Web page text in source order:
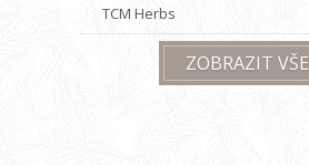
TCM Herbs
ZOBRAZIT VŠE